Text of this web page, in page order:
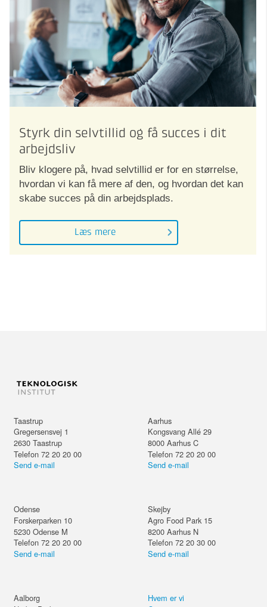
Styrk din selvtillid og få succes i dit
arbejdsliv
Bliv klogere på, hvad selvtillid er for en størrelse,
hvordan vi kan få mere af den, og hvordan det kan
skabe succes på din arbejdsplads.
Læs mere
Taastrup
Gregersensvej 1
2630 Taastrup
Telefon 72 20 20 00
Send e-mail
Aarhus
Kongsvang Allé 29
8000 Aarhus C
Telefon 72 20 20 00
Send e-mail
Odense
Forskerparken 10
5230 Odense M
Telefon 72 20 20 00
Send e-mail
Skejby
Agro Food Park 15
8200 Aarhus N
Telefon 72 20 30 00
Send e-mail
Aalborg
Hvem er vi